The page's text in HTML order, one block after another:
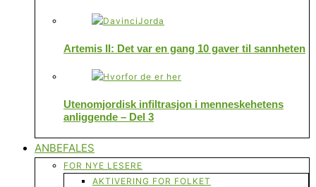
Artemis II: Det var en gang 10 gaver til sannheten
Utenomjordisk infiltrasjon i menneskehetens
anliggende – Del 3
ANBEFALES
FOR NYE LESERE
AKTIVERING FOR FOLKET